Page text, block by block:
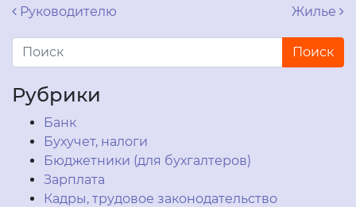
Навигация по записям
Руководителю Жилье
Рубрики
Банк
Бухучет, налоги
Бюджетники (для бухгалтеров)
Зарплата
Кадры, трудовое законодательство